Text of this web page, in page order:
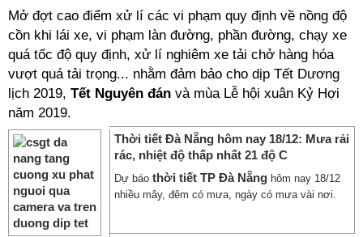
Mở đợt cao điểm xử lí các vi phạm quy định về nồng độ
cồn khi lái xe, vi phạm làn đường, phần đường, chạy xe
quá tốc độ quy định, xử lí nghiêm xe tải chở hàng hóa
vượt quá tải trọng... nhằm đảm bảo cho dịp Tết Dương
lịch 2019, Tết Nguyên đán và mùa Lễ hội xuân Kỷ Hợi
năm 2019.
Thời tiết Đà Nẵng hôm nay 18/12: Mưa rải
rác, nhiệt độ thấp nhất 21 độ C
Dự báo thời tiết TP Đà Nẵng hôm nay 18/12
nhiều mây, đêm có mưa, ngày có mưa vài nơi.